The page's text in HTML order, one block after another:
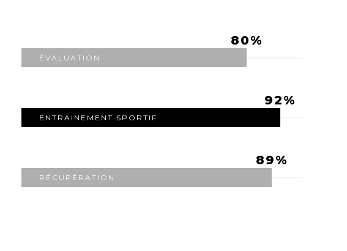
80
ÉVALUATION
92
ENTRAINEMENT SPORTIF
89
RÉCUPÉRATION